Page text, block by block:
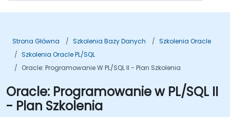
Strona Główna Szkolenia Bazy Danych
Szkolenia Oracle
Szkolenia Oracle PL/SQL
Oracle: Programowanie W PL/SQL II - Plan Szkolenia
Oracle: Programowanie w PL/SQL II
- Plan Szkolenia